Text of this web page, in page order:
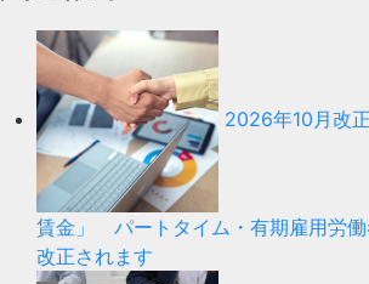
2026年10月改
賃金」 パートタイム・有期雇用労
改正されます